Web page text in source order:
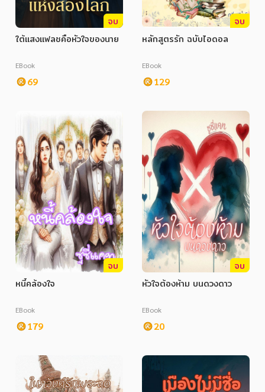
จบ
ใต้แสงแฟลชคือหัวใจของนาย
EBook
69
จบ
หลักสูตรรัก ฉบับไอดอล
EBook
129
จบ
หนี้คล้องใจ
EBook
179
จบ
หัวใจต้องห้าม บนดวงดาว
EBook
20